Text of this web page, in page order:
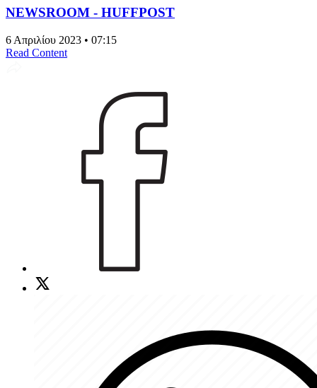
NEWSROOM - HUFFPOST
6 Απριλίου 2023 • 07:15
Read Content